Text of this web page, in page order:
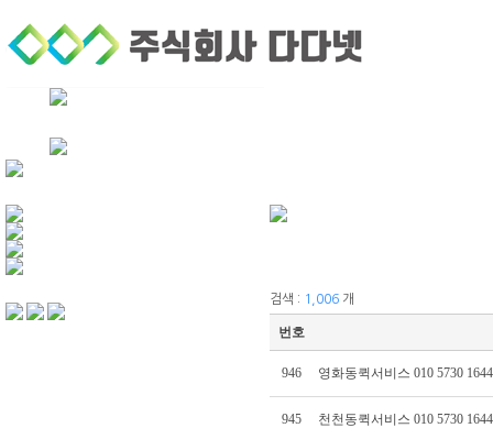
검색 : 1,006 개
번호
946 영화동퀵서비스 010 5730 1644
945 천천동퀵서비스 010 5730 1644